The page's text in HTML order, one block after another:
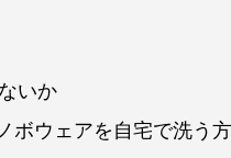
いか
ボウェアを自宅で洗う